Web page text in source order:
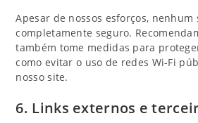
Apesar de nossos esforços, nenhum
completamente seguro.
também tome medidas para
como evitar o uso de redes Wi-Fi
nosso site.
6. Links externos e